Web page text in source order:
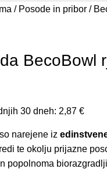
Posode in pribor
BecoBowl
30 dneh: 2,87 €
narejene iz
te okolju prijazne
popolnoma